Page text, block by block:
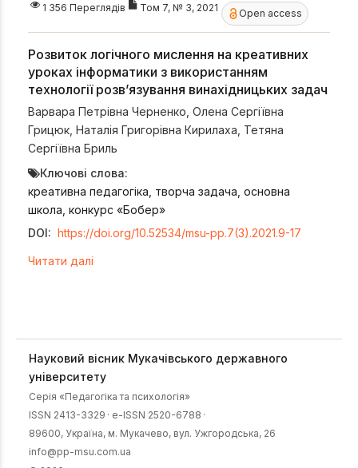
1 356 Переглядів Том 7, № 3, 2021 Open access
Розвиток логічного мислення на креативних
уроках інформатики з використанням
технології розв’язування винахідницьких задач
Варвара Петрівна Черненко Олена Сергіївна
Грицюк Наталія Григорівна Кирилаха Тетяна
Сергіївна Бриль
Ключові слова:
креативна педагогіка, творча задача, основна
школа, конкурс «Бобер»
DOI: https://doi.org/10.52534/msu-pp.7(3).2021.9-17
Читати далі
Науковий вісник Мукачівського державного
університету
Серія «Педагогіка та психологія»
ISSN 2413-3329 · e-ISSN 2520-6788 ·
89600, Українa, м. Мукачево, вул. Ужгородська, 26
info@pp-msu.com.ua